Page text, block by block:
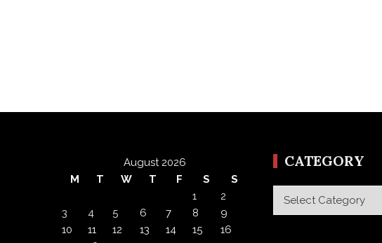
August 2026
M
T W T F S
S
1
2
3
4 5 6 7 8
9
10
11 12 13 14 15
16
CATEGORY
Category